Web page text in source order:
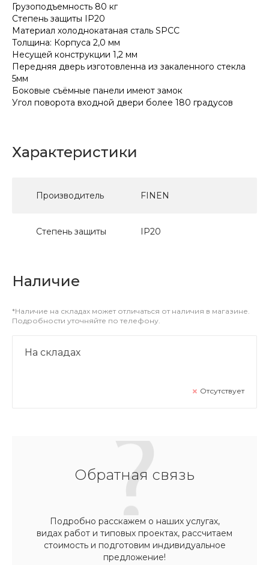
Грузоподъемность 80 кг
Степень защиты IP20
Материал холоднокатаная сталь SPCC
Толщина: Корпуса 2,0 мм
Несущей конструкции 1,2 мм
Передняя дверь изготовленна из закаленного стекла
5мм
Боковые съёмные панели имеют замок
Угол поворота входной двери более 180 градусов
Характеристики
Производитель FINEN
Степень защиты IP20
Наличие
*Наличие на складах может отличаться от наличия в магазине.
Подробности уточняйте по телефону.
На складах
Отсутствует
Обратная связь
Подробно расскажем о наших услугах,
видах работ и типовых проектах, рассчитаем
стоимость и подготовим индивидуальное
предложение!